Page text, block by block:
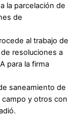
la parcelación de
de
al trabajo de
resoluciones a
para la firma
saneamiento de
campo y otros con